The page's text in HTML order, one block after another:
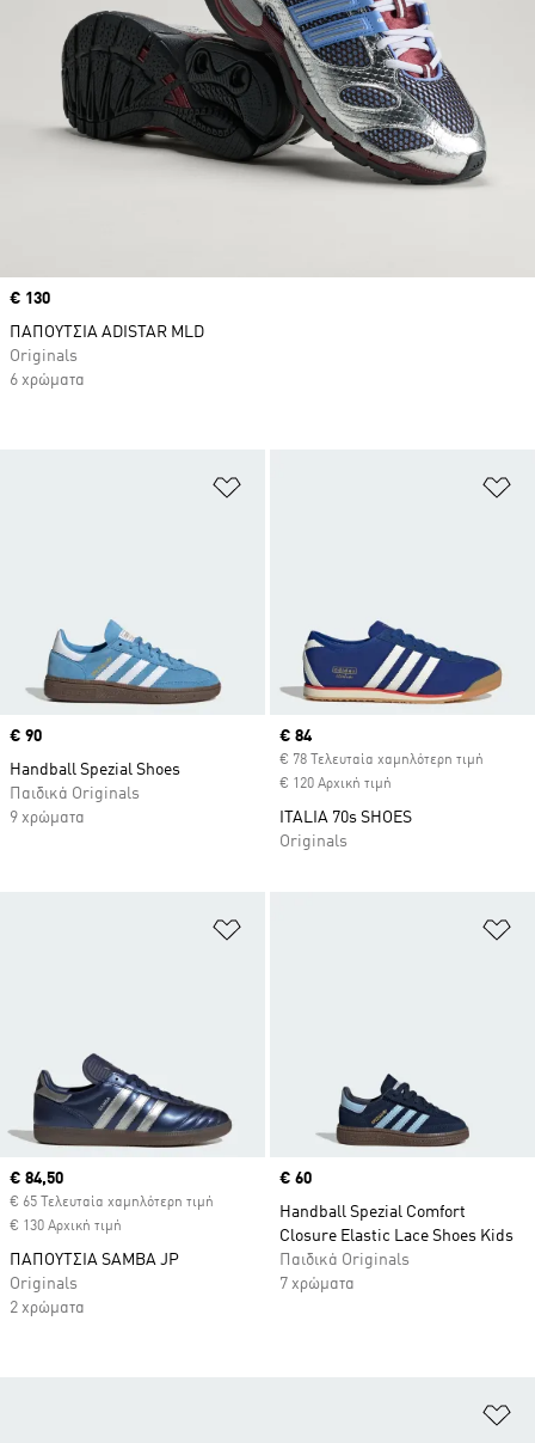
Προσθήκη στη Λίστα Επιθυμιών
Price
€ 90
Handball Spezial Shoes
Παιδικά Originals
9 χρώματα
Current price
€ 84
€ 78 Τελευταία χαμηλότερη τιμή
€ 120 Αρχική τιμή
ITALIA 70s SHOES
Originals
Προσθήκη στη Λίστα Επιθυμιών
Current price
€ 84,50
€ 65 Τελευταία χαμηλότερη τιμή
€ 130 Αρχική τιμή
ΠΑΠΟΥΤΣΙΑ SAMBA JP
Originals
2 χρώματα
Price
€ 60
Handball Spezial Comfort
Closure Elastic Lace Shoes Kids
Παιδικά Originals
7 χρώματα
Price
€ 130
ΠΑΠΟΥΤΣΙΑ ADISTAR MLD
Originals
6 χρώματα